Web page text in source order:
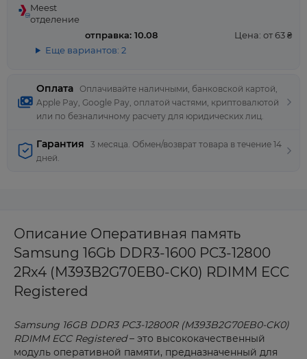
Оплата
Оплачивайте наличными, банковской картой,
Apple Pay, Google Pay, оплатой частями, криптовалютой
или по безналичному расчету для юридических лиц.
Meest
отделение
отправка: 10.08
Цена: от 63 ₴
Еще вариантов: 2
Гарантия
3 месяца. Обмен/возврат товара в течение 14
дней.
Описание Оперативная память
Samsung 16Gb DDR3-1600 PC3-12800
2Rx4 (M393B2G70EB0-CK0) RDIMM ECC
Registered
Samsung 16GB DDR3 PC3-12800R (M393B2G70EB0-CK0)
RDIMM ECC Registered– это высококачественный
модуль оперативной памяти, предназначенный для